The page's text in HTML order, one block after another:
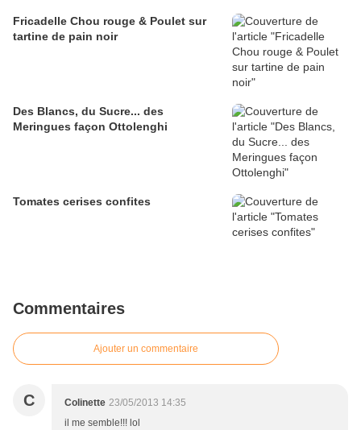
Fricadelle Chou rouge & Poulet sur
tartine de pain noir
Des Blancs, du Sucre... des
Meringues façon Ottolenghi
Tomates cerises confites
Commentaires
Ajouter un commentaire
C Colinette 23/05/2013 14:35
il me semble!!! lol